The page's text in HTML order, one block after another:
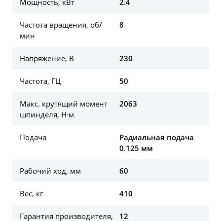
Частота вращения, об/
мин
8
Напряжение, В 230
Частота, ГЦ 50
Макс. крутящий момент
шпинделя, Н∙м
2063
Подача
Радиальная подача
0.125 мм
Рабочий ход, мм 60
Вес, кг 410
Гарантия производителя, 12